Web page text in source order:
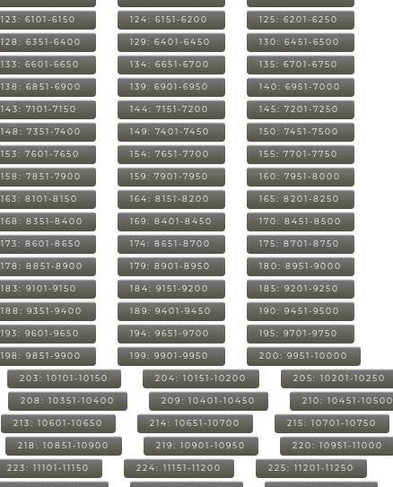
123: 6101-6150 124: 6151-6200 125: 6201-6250
128: 6351-6400 129: 6401-6450 130: 6451-6500
133: 6601-6650 134: 6651-6700 135: 6701-6750
138: 6851-6900 139: 6901-6950 140: 6951-7000
143: 7101-7150 144: 7151-7200 145: 7201-7250
148: 7351-7400 149: 7401-7450 150: 7451-7500
153: 7601-7650 154: 7651-7700 155: 7701-7750
158: 7851-7900 159: 7901-7950 160: 7951-8000
163: 8101-8150 164: 8151-8200 165: 8201-8250
168: 8351-8400 169: 8401-8450 170: 8451-8500
173: 8601-8650 174: 8651-8700 175: 8701-8750
178: 8851-8900 179: 8901-8950 180: 8951-9000
183: 9101-9150 184: 9151-9200 185: 9201-9250
188: 9351-9400 189: 9401-9450 190: 9451-9500
193: 9601-9650 194: 9651-9700 195: 9701-9750
198: 9851-9900 199: 9901-9950 200: 9951-10000
203: 10101-10150 204: 10151-10200 205: 10201-10250
208: 10351-10400 209: 10401-10450 210: 10451-10500
213: 10601-10650 214: 10651-10700 215: 10701-10750
218: 10851-10900 219: 10901-10950 220: 10951-11000
223: 11101-11150 224: 11151-11200 225: 11201-11250